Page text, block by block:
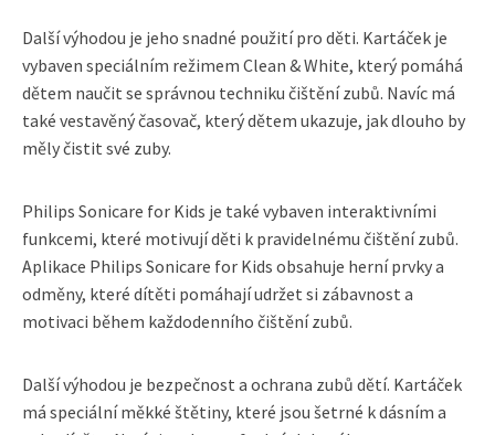
Další výhodou je jeho snadné použití pro děti. Kartáček je
vybaven speciálním režimem Clean & White, který pomáhá
dětem naučit se správnou techniku čištění zubů. Navíc má
také vestavěný časovač, který dětem ukazuje, jak dlouho by
měly čistit své zuby.
Philips Sonicare for Kids je také vybaven interaktivními
funkcemi, které motivují děti k pravidelnému čištění zubů.
Aplikace Philips Sonicare for Kids obsahuje herní prvky a
odměny, které dítěti pomáhají udržet si zábavnost a
motivaci během každodenního čištění zubů.
Další výhodou je bezpečnost a ochrana zubů dětí. Kartáček
má speciální měkké štětiny, které jsou šetrné k dásním a